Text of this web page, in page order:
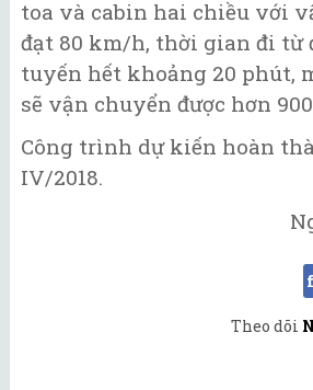
toa và cabin hai chiều với
đạt 80 km/h, thời gian đi từ
tuyến hết khoảng 20 phút,
sẽ vận chuyển được hơn
Công trình dự kiến hoàn
IV/2018.
Theo dõi